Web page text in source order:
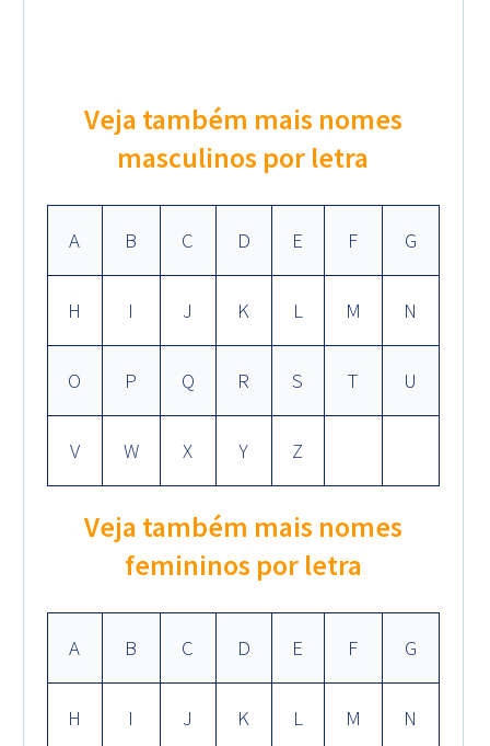
Veja também mais nomes
masculinos por letra
A B C D E F G
H I J K L M N
O P Q R S T U
V W X Y Z
Veja também mais nomes
femininos por letra
A B C D E F G
H I J K L M N